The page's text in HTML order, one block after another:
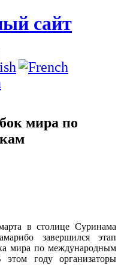
сайт
мира по
в столице Суринама
завершился этап
мира по международным
году организаторы